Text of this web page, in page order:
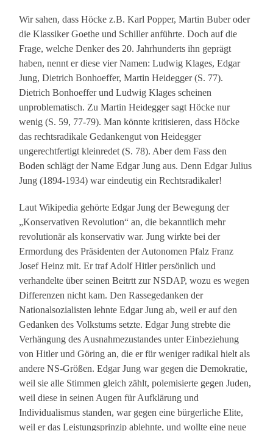
Wir sahen, dass Höcke z.B. Karl Popper, Martin Buber oder
die Klassiker Goethe und Schiller anführte. Doch auf die
Frage, welche Denker des 20. Jahrhunderts ihn geprägt
haben, nennt er diese vier Namen: Ludwig Klages, Edgar
Jung, Dietrich Bonhoeffer, Martin Heidegger (S. 77).
Dietrich Bonhoeffer und Ludwig Klages scheinen
unproblematisch. Zu Martin Heidegger sagt Höcke nur
wenig (S. 59, 77-79). Man könnte kritisieren, dass Höcke
das rechtsradikale Gedankengut von Heidegger
ungerechtfertigt kleinredet (S. 78). Aber dem Fass den
Boden schlägt der Name Edgar Jung aus. Denn Edgar Julius
Jung (1894-1934) war eindeutig ein Rechtsradikaler!
Laut Wikipedia gehörte Edgar Jung der Bewegung der
„Konservativen Revolution“ an, die bekanntlich mehr
revolutionär als konservativ war. Jung wirkte bei der
Ermordung des Präsidenten der Autonomen Pfalz Franz
Josef Heinz mit. Er traf Adolf Hitler persönlich und
verhandelte über seinen Beitrtt zur NSDAP, wozu es wegen
Differenzen nicht kam. Den Rassegedanken der
Nationalsozialisten lehnte Edgar Jung ab, weil er auf den
Gedanken des Volkstums setzte. Edgar Jung strebte die
Verhängung des Ausnahmezustandes unter Einbeziehung
von Hitler und Göring an, die er für weniger radikal hielt als
andere NS-Größen. Edgar Jung war gegen die Demokratie,
weil sie alle Stimmen gleich zählt, polemisierte gegen Juden,
weil diese in seinen Augen für Aufklärung und
Individualismus standen, war gegen eine bürgerliche Elite,
weil er das Leistungsprinzip ablehnte, und wollte eine neue